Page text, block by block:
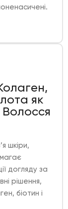
як
шкіри,
догляду за
рішення,
біотин і